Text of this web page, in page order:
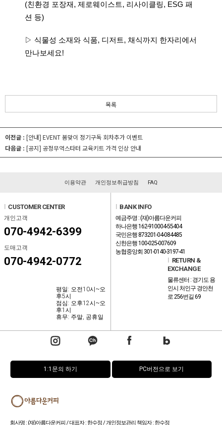
(친환경 포장재, 제로웨이스트, 리사이클링, ESG 패
션 등)
▷ 식물성 소재와 식품, 디저트, 채식까지 한자리에서
만나보세요!
목록
이전글 : [안내] EVENT 봄맞이 정기구독 회차추가 이벤트
다음글 : [공지] 공정무역스타터 교육키트 가격 인상 안내
이용약관 개인정보취급방침 FAQ
CUSTOMER CENTER
개인고객
070-4942-6399
도매고객
070-4942-0772
평일: 오전10시~오
후5시
점심: 오후12시~오
후1시
휴무: 주말, 공휴일
BANK INFO
예금주명 : (재)아름다운커피
하나은행 162-910004-55404
국민은행 873201-04-084485
신한은행 100-025-007609
농협중앙회 301-0140-3197-41
RETURN &
EXCHANGE
물류센터 : 경기도 용
인시 처인구 경안천
로 256번길 69
1:1문의 하기 PC버전으로 보기
회사명 : (재)아름다운커피 / 대표자 : 한수정 / 개인정보관리 책임자 : 한수정